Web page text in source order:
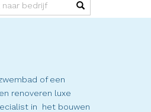
of een
renoveren luxe
in het bouwen